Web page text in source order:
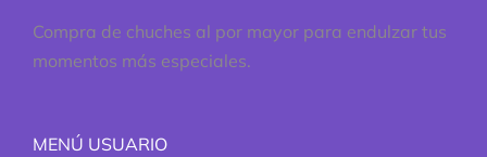
Compra de chuches al por mayor para endulzar tus
momentos más especiales.
MENÚ USUARIO